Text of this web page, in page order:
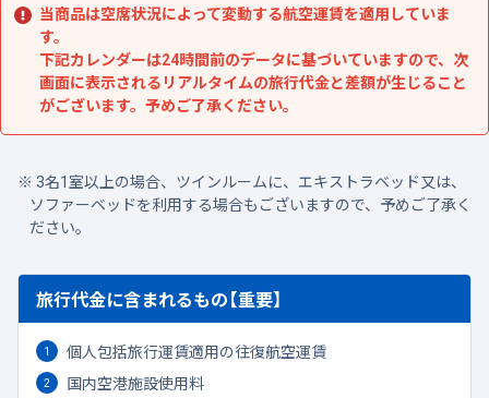
当商品は空席状況によって変動する航空運賃を適用していま
す。
下記カレンダーは24時間前のデータに基づいていますので、次
画面に表示されるリアルタイムの旅行代金と差額が生じること
がございます。予めご了承ください。
3名1室以上の場合、ツインルームに、エキストラベッド又は、
ソファーベッドを利用する場合もございますので、予めご了承く
ださい。
旅行代金に含まれるもの【重要】
個人包括旅行運賃適用の往復航空運賃
国内空港施設使用料